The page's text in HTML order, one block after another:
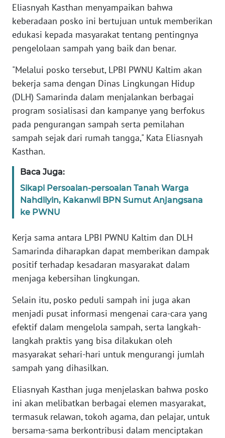
Eliasnyah Kasthan menyampaikan bahwa
keberadaan posko ini bertujuan untuk memberikan
edukasi kepada masyarakat tentang pentingnya
pengelolaan sampah yang baik dan benar.
"Melalui posko tersebut, LPBI PWNU Kaltim akan
bekerja sama dengan Dinas Lingkungan Hidup
(DLH) Samarinda dalam menjalankan berbagai
program sosialisasi dan kampanye yang berfokus
pada pengurangan sampah serta pemilahan
sampah sejak dari rumah tangga," Kata Eliasnyah
Kasthan.
Baca Juga:
Sikapi Persoalan-persoalan Tanah Warga
Nahdliyin, Kakanwil BPN Sumut Anjangsana
ke PWNU
Kerja sama antara LPBI PWNU Kaltim dan DLH
Samarinda diharapkan dapat memberikan dampak
positif terhadap kesadaran masyarakat dalam
menjaga kebersihan lingkungan.
Selain itu, posko peduli sampah ini juga akan
menjadi pusat informasi mengenai cara-cara yang
efektif dalam mengelola sampah, serta langkah-
langkah praktis yang bisa dilakukan oleh
masyarakat sehari-hari untuk mengurangi jumlah
sampah yang dihasilkan.
Eliasnyah Kasthan juga menjelaskan bahwa posko
ini akan melibatkan berbagai elemen masyarakat,
termasuk relawan, tokoh agama, dan pelajar, untuk
bersama-sama berkontribusi dalam menciptakan
WN
BANTEN
NTT
WN
KEPRI
WN
PAPUA
WN
BARAT
WN
RIAU
WN
SERAMBI
WN
WN
SULTRA
WN
NTB
WN
SULTENG
SULBAR